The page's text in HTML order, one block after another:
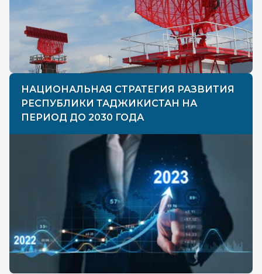
НАЦИОНАЛЬНАЯ СТРАТЕГИЯ РАЗВИТИЯ
РЕСПУБЛИКИ ТАДЖИКИСТАН НА
ПЕРИОД ДО 2030 ГОДА